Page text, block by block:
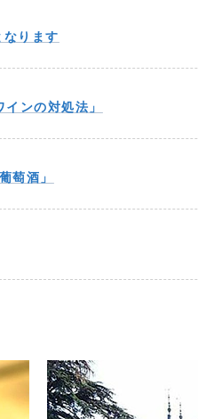
ります
ンの対処法」
萄酒」